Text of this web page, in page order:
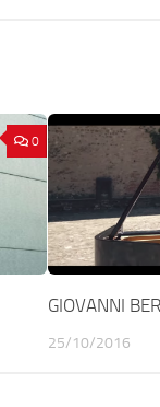
0
GIOVANNI
25/10/2016